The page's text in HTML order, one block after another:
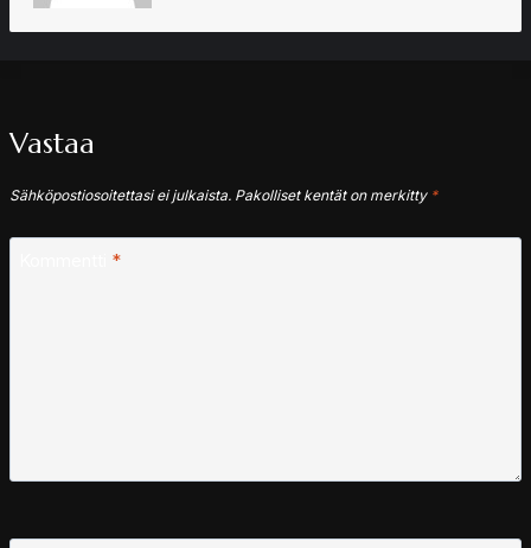
Vastaa
Sähköpostiosoitettasi ei julkaista. Pakolliset kentät on merkitty *
*